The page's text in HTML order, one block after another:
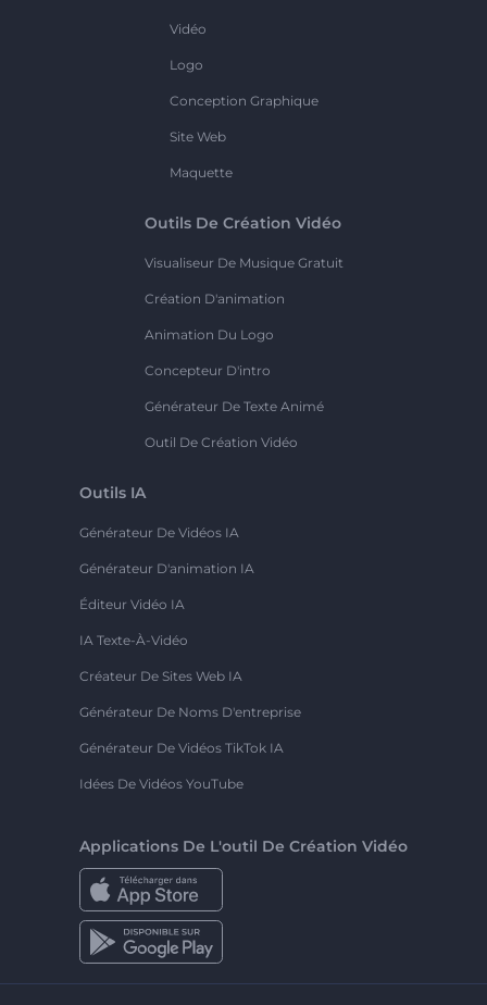
Vidéo
Logo
Conception Graphique
Site Web
Maquette
Outils De Création Vidéo
Visualiseur De Musique Gratuit
Création D'animation
Animation Du Logo
Concepteur D'intro
Générateur De Texte Animé
Outil De Création Vidéo
Outils IA
Générateur De Vidéos IA
Générateur D'animation IA
Éditeur Vidéo IA
IA Texte-À-Vidéo
Créateur De Sites Web IA
Générateur De Noms D'entreprise
Générateur De Vidéos TikTok IA
Idées De Vidéos YouTube
Applications De L'outil De Création Vidéo